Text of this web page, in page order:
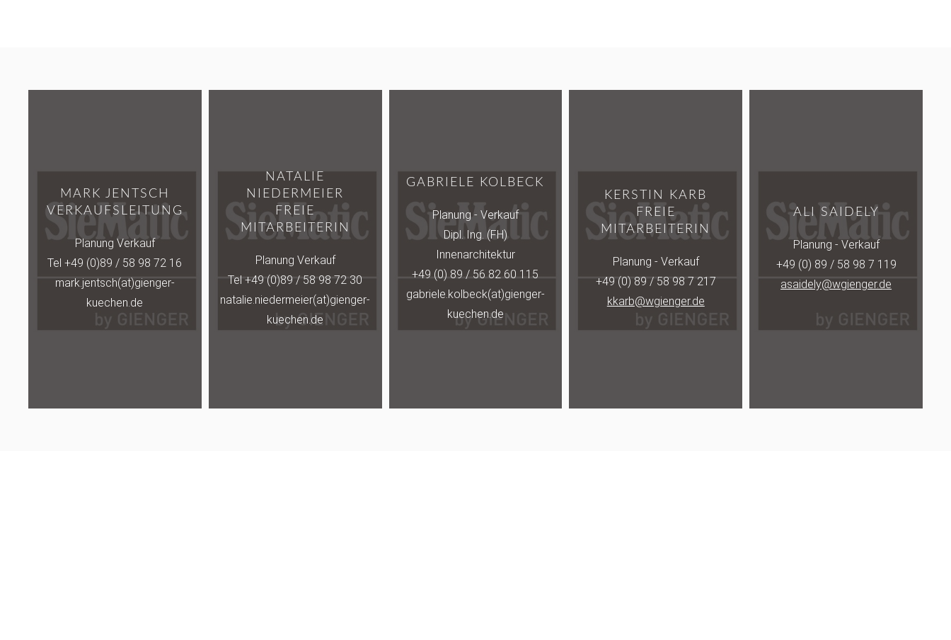
MARK JENTSCH
VERKAUFSLEITUNG
Planung Verkauf
Tel +49 (0)89 / 58 98 72 16
mark.jentsch(at)gienger-
kuechen.de
NATALIE
NIEDERMEIER
FREIE
MITARBEITERIN
Planung Verkauf
Tel +49 (0)89 / 58 98 72 30
natalie.niedermeier(at)gienger-
kuechen.de
GABRIELE KOLBECK
Planung - Verkauf
Dipl. Ing. (FH)
Innenarchitektur
+49 (0) 89 / 56 82 60 115
gabriele.kolbeck(at)gienger-
kuechen.de
KERSTIN KARB
FREIE
MITARBEITERIN
Planung - Verkauf
+49 (0) 89 / 58 98 7 217
kkarb@wgienger.de
ALI SAIDELY
Planung - Verkauf
+49 (0) 89 / 58 98 7 119
asaidely@wgienger.de